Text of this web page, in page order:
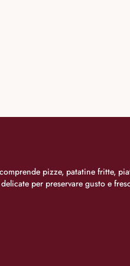
pizze, patatine fritte,
per preservare gusto e